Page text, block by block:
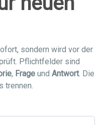
sondern wird vor der
Pflichtfelder sind
, Frage und Antwort. Die
trennen.